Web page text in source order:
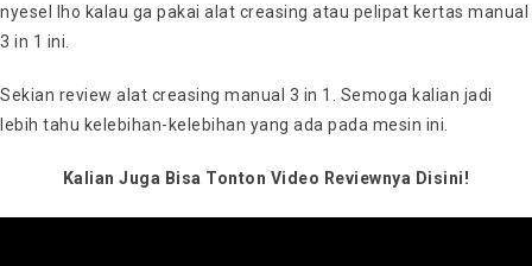
nyesel lho kalau ga pakai alat creasing atau pelipat kertas manual
3 in 1 ini.
Sekian review alat creasing manual 3 in 1. Semoga kalian jadi
lebih tahu kelebihan-kelebihan yang ada pada mesin ini.
Kalian Juga Bisa Tonton Video Reviewnya Disini!